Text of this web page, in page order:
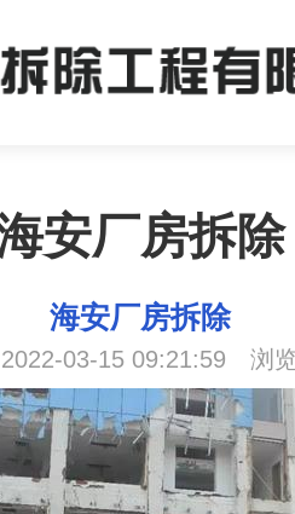
安厂房拆除
海安厂房拆除
03-15 09:21:59 浏